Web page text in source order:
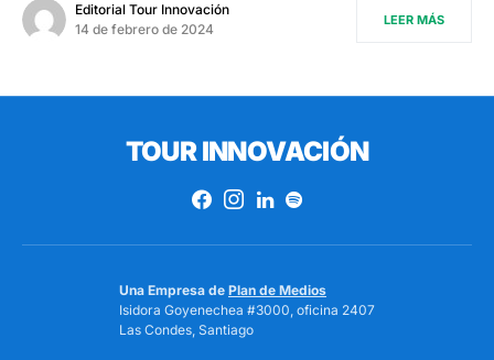
Editorial Tour Innovación
14 de febrero de 2024
LEER MÁS
TOUR INNOVACIÓN
Una Empresa de Plan de Medios
Isidora Goyenechea #3000, oficina 2407
Las Condes, Santiago